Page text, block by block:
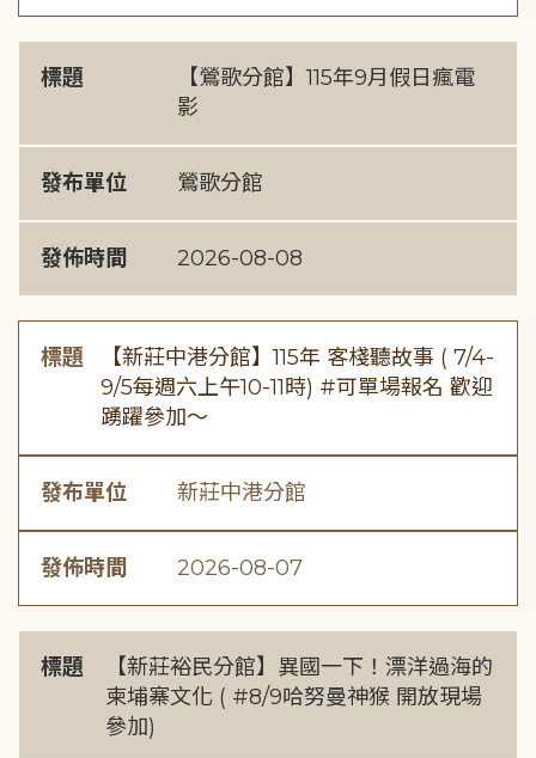
標題
【鶯歌分館】115年9月假日瘋電
影
發布單位 鶯歌分館
發佈時間 2026-08-08
標題
【新莊中港分館】115年 客棧聽故事 ( 7/4-
9/5每週六上午10-11時) #可單場報名 歡迎
踴躍參加～
發布單位 新莊中港分館
發佈時間 2026-08-07
標題
【新莊裕民分館】異國一下！漂洋過海的
柬埔寨文化 ( #8/9哈努曼神猴 開放現場
參加)